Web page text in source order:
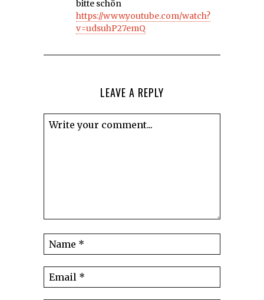
bitte schön
https://www.youtube.com/watch?
v=udsuhP27emQ
LEAVE A REPLY